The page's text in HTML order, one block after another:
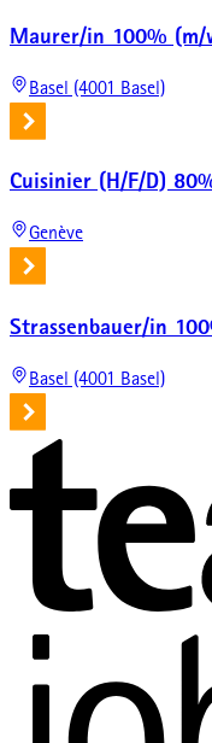
Maurer/in 100% (m/
Basel (4001 Basel)
Cuisinier (H/F/D)
Genève
Strassenbauer/in
Basel (4001 Basel)